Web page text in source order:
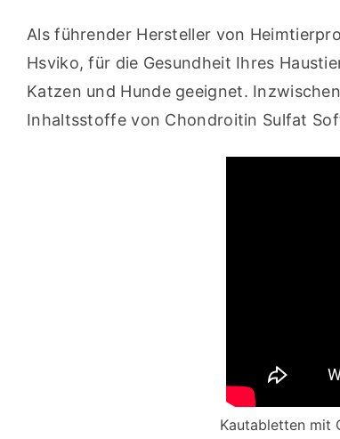
Als führender Hersteller von
Hsviko, für die Gesundheit Ihres
Katzen und Hunde geeignet.
Inhaltsstoffe von Chondroitin Sulfat
Kautabletten mit